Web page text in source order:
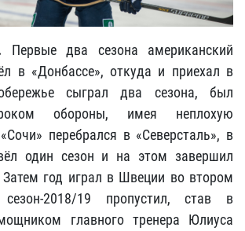
Первые два сезона американский
в «Донбассе», откуда и приехал в
сыграл два сезона, был
обороны, имея неплохую
перебрался в «Северсталь», в
один сезон и на этом завершил
год играл в Швеции во втором
2018/19 пропустил, став в
главного тренера Юлиуса